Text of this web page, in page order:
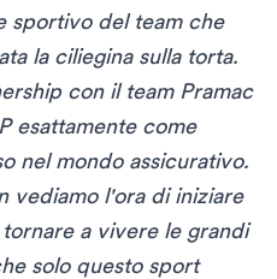
sportivo del team che
la ciliegina sulla torta.
con il team Pramac
esattamente come
nel mondo assicurativo.
vediamo l'ora di iniziare
a vivere le grandi
solo questo sport